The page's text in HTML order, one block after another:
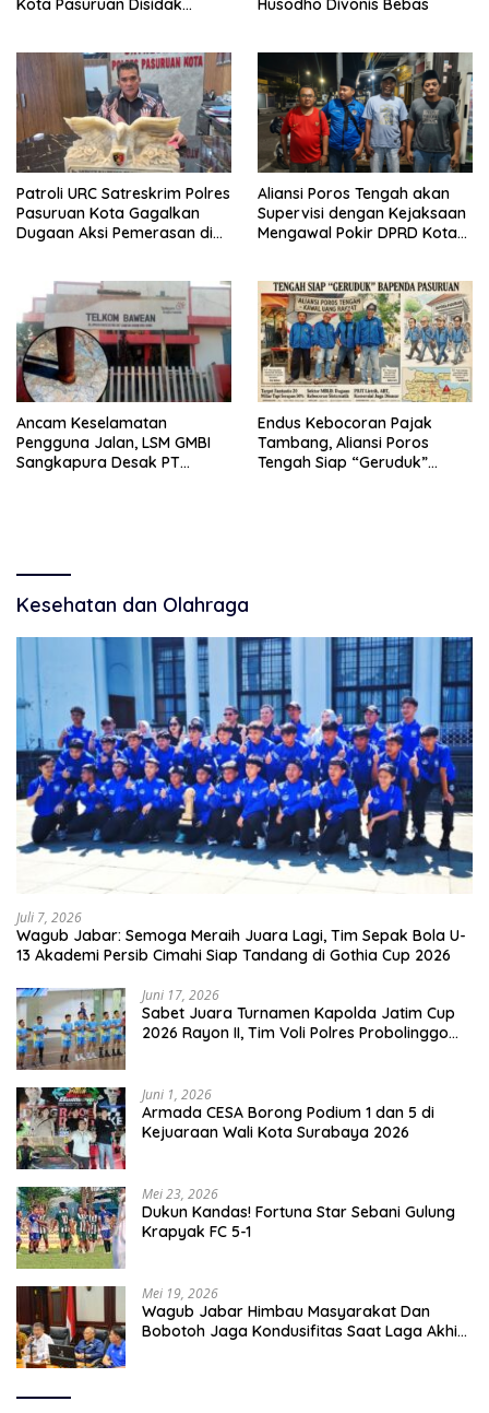
Kota Pasuruan Disidak
Husodho Divonis Bebas
Patroli URC Satreskrim Polres
Pasuruan Kota Gagalkan
Dugaan Aksi Pemerasan di
Aliansi Poros Tengah akan
Supervisi dengan Kejaksaan
Mengawal Pokir DPRD Kota
Ancam Keselamatan
Pengguna Jalan, LSM GMBI
Sangkapura Desak PT
Endus Kebocoran Pajak
Tambang, Aliansi Poros
Tengah Siap “Geruduk”
Kesehatan dan Olahraga
Juli 7, 2026
Wagub Jabar: Semoga Meraih Juara Lagi, Tim Sepak Bola U-
13 Akademi Persib Cimahi Siap Tandang di Gothia Cup 2026
Juni 17, 2026
Sabet Juara Turnamen Kapolda Jatim Cup
2026 Rayon II, Tim Voli Polres Probolinggo
Juni 1, 2026
Armada CESA Borong Podium 1 dan 5 di
Kejuaraan Wali Kota Surabaya 2026
Mei 23, 2026
Dukun Kandas! Fortuna Star Sebani Gulung
Krapyak FC 5-1
Mei 19, 2026
Wagub Jabar Himbau Masyarakat Dan
Bobotoh Jaga Kondusifitas Saat Laga Akhir